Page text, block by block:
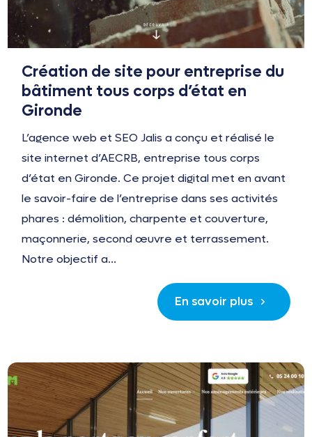
Création de site pour entreprise du
bâtiment tous corps d’état en
Gironde
L’agence web et SEO Jalis a conçu et réalisé le
site internet d’AECRB, entreprise tous corps
d’état en Gironde. Ce projet digital met en avant
le savoir-faire de l’entreprise dans ses activités
phares : démolition, charpente et couverture,
maçonnerie, second œuvre et terrassement.
Notre objectif a...
En savoir plus